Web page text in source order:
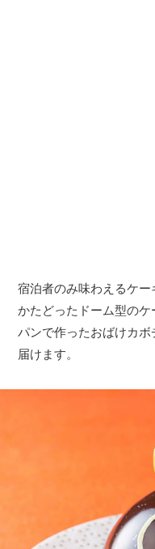
宿泊者のみ味わえるケ
かたどったドーム型の
パンで作ったおばけカ
届けます。